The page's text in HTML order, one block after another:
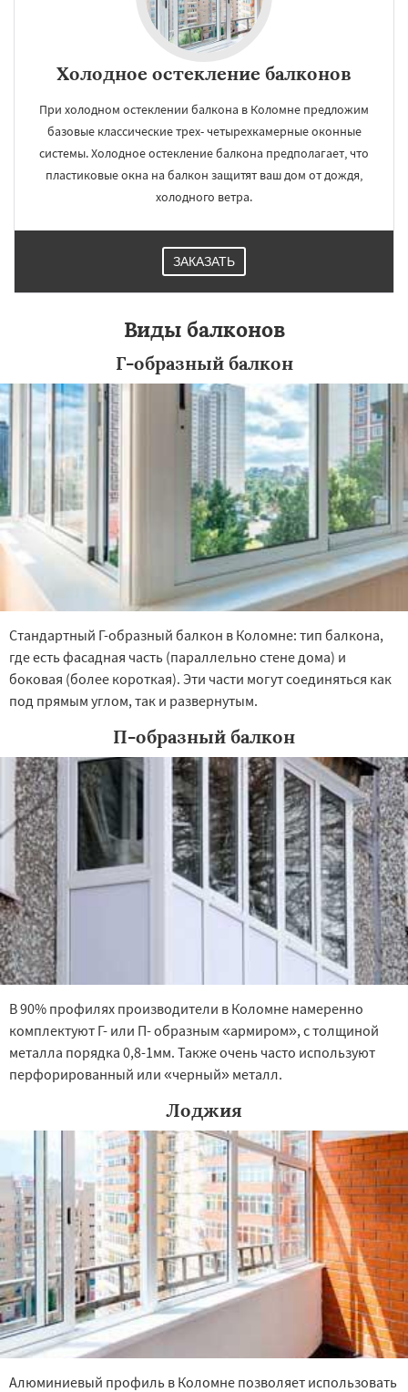
Холодное остекление балконов
При холодном остеклении балкона в Коломне предложим
базовые классические трех- четырехкамерные оконные
системы. Холодное остекление балкона предполагает, что
пластиковые окна на балкон защитят ваш дом от дождя,
холодного ветра.
ЗАКАЗАТЬ
Виды балконов
Г-образный балкон
Стандартный Г-образный балкон в Коломне: тип балкона,
где есть фасадная часть (параллельно стене дома) и
боковая (более короткая). Эти части могут соединяться как
под прямым углом, так и развернутым.
П-образный балкон
В 90% профилях производители в Коломне намеренно
комплектуют Г- или П- образным «армиром», с толщиной
металла порядка 0,8-1мм. Также очень часто используют
перфорированный или «черный» металл.
Лоджия
Алюминиевый профиль в Коломне позволяет использовать